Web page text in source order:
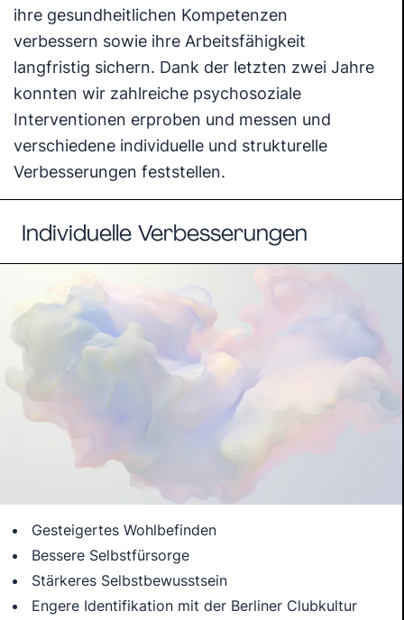
ihre gesundheitlichen Kompetenzen
verbessern sowie ihre Arbeitsfähigkeit
langfristig sichern. Dank der letzten zwei Jahre
konnten wir zahlreiche psychosoziale
Interventionen erproben und messen und
verschiedene individuelle und strukturelle
Verbesserungen feststellen.
Individuelle Verbesserungen
Gesteigertes Wohlbefinden
Bessere Selbstfürsorge
Stärkeres Selbstbewusstsein
Engere Identifikation mit der Berliner Clubkultur